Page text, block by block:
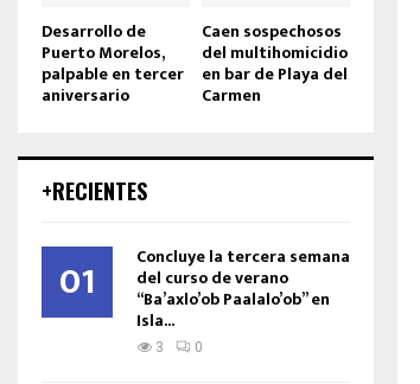
Desarrollo de
Puerto Morelos,
palpable en tercer
aniversario
Caen sospechosos
del multihomicidio
en bar de Playa del
Carmen
+RECIENTES
01 Concluye la tercera semana
del curso de verano
“Ba’axlo’ob Paalalo’ob” en
Isla...
3 0